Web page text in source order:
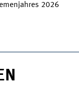
2026